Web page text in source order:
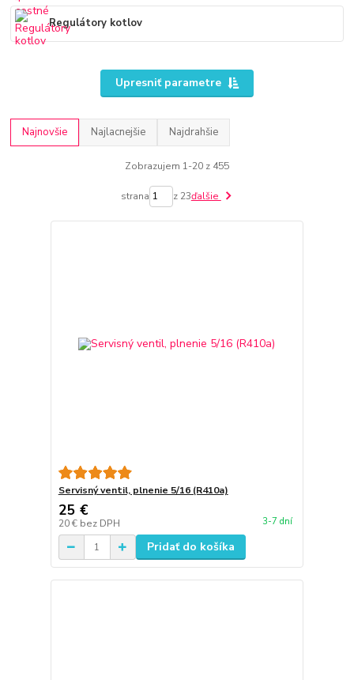
Regulátory kotlov
Upresniť parametre
Najnovšie Najlacnejšie Najdrahšie
Zobrazujem 1-20 z 455
strana z 23ďalšie
Servisný ventil, plnenie 5/16 (R410a)
25 €
20 € bez DPH 3-7 dní
Pridať do košíka